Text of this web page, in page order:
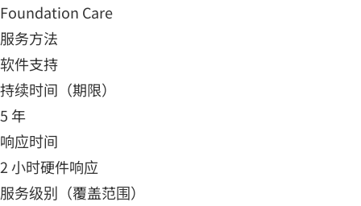
Foundation Care
服务方法
软件支持
持续时间（期限）
5 年
响应时间
2 小时硬件响应
服务级别（覆盖范围）